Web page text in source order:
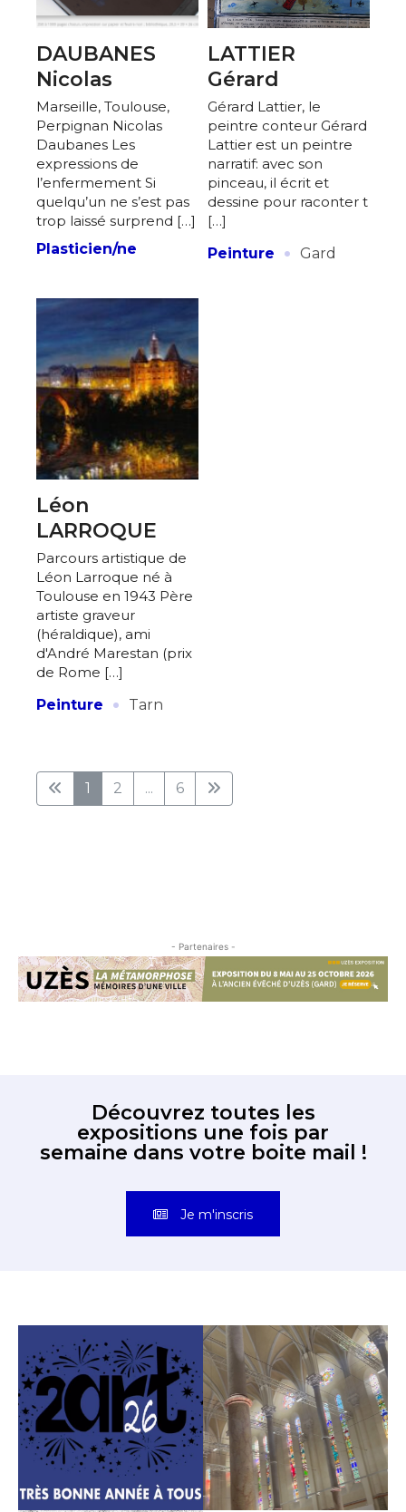
DAUBANES
Nicolas
Marseille, Toulouse,
Perpignan Nicolas
Daubanes Les
expressions de
l’enfermement Si
quelqu’un ne s’est pas
trop laissé surprend […]
Plasticien/ne
LATTIER
Gérard
Gérard Lattier, le
peintre conteur Gérard
Lattier est un peintre
narratif: avec son
pinceau, il écrit et
dessine pour raconter t
[…]
Peinture
· Gard
Léon
LARROQUE
Parcours artistique de
Léon Larroque né à
Toulouse en 1943 Père
artiste graveur
(héraldique), ami
d'André Marestan (prix
de Rome […]
Peinture
· Tarn
1 2 ... 6
- Partenaires -
Découvrez toutes les
expositions une fois par
semaine dans votre boite mail !
Je m'inscris